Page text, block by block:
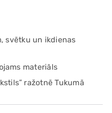
svētku un ikdienas
materiāls
ražotnē Tukumā